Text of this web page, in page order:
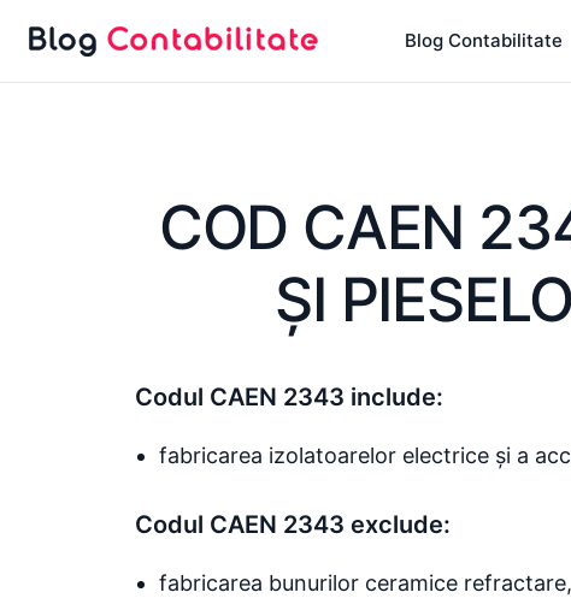
conținut
Blog Contabilitate
COD CAEN
ŞI
Codul CAEN 2343 include:
fabricarea izolatoarelor electrice și a
Codul CAEN 2343 exclude:
fabricarea bunurilor ceramice